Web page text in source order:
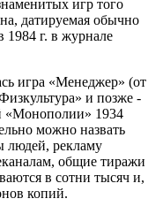
игр того
датируемая обычно
1984 г. в журнале
игра «Менеджер» (от
и позже -
«Монополии» 1934
можно назвать
людей, рекламу
общие тиражи
в сотни тысяч и,
копий.